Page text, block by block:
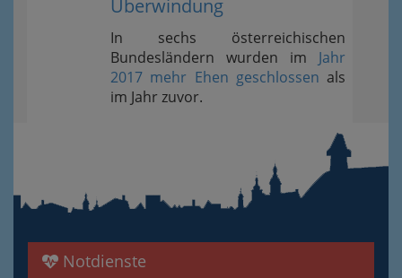
Überwindung
In sechs österreichischen
Bundesländern wurden im Jahr
2017 mehr Ehen geschlossen als
im Jahr zuvor.
Notdienste